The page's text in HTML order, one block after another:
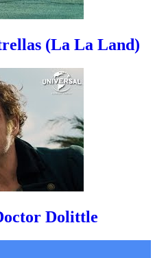
(La La Land)
Dolittle